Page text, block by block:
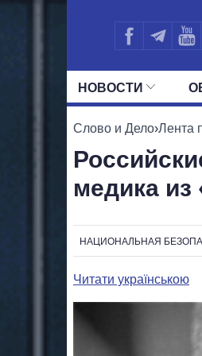
НОВОСТИ
ВСЕ
Слово и Дело›Лента
медика из
НАЦИОНАЛЬНАЯ
Читати українською